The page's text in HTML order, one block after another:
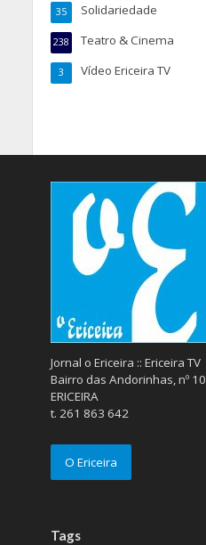
Solidariedade
35
Teatro & Cinema
238
Vídeo Ericeira TV
3
Jornal o Ericeira :: Ericeira TV
Bairro das Andorinhas, nº 10
ERICEIRA
t. 261 863 642
O Ericeira
Tags